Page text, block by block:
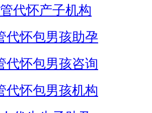
代怀产子机构
代怀包男孩助孕
代怀包男孩咨询
代怀包男孩机构